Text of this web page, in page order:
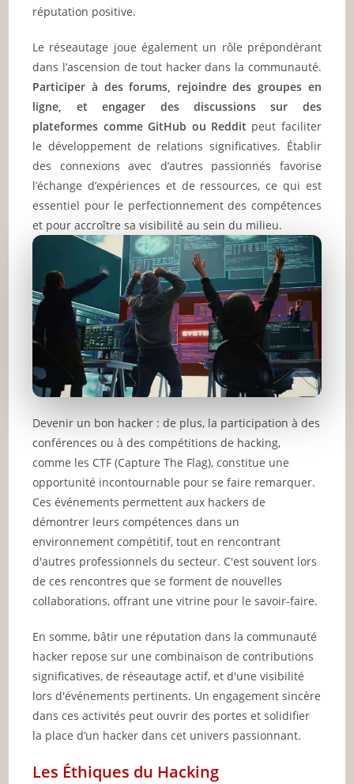
réputation positive.
Le réseautage joue également un rôle prépondérant
dans l’ascension de tout hacker dans la communauté.
Participer à des forums, rejoindre des groupes en
ligne, et engager des discussions sur des
plateformes comme GitHub ou Reddit peut faciliter
le développement de relations significatives. Établir
des connexions avec d’autres passionnés favorise
l’échange d’expériences et de ressources, ce qui est
essentiel pour le perfectionnement des compétences
et pour accroître sa visibilité au sein du milieu.
Devenir un bon hacker : de plus, la participation à des
conférences ou à des compétitions de hacking,
comme les CTF (Capture The Flag), constitue une
opportunité incontournable pour se faire remarquer.
Ces événements permettent aux hackers de
démontrer leurs compétences dans un
environnement compétitif, tout en rencontrant
d'autres professionnels du secteur. C'est souvent lors
de ces rencontres que se forment de nouvelles
collaborations, offrant une vitrine pour le savoir-faire.
En somme, bâtir une réputation dans la communauté
hacker repose sur une combinaison de contributions
significatives, de réseautage actif, et d'une visibilité
lors d'événements pertinents. Un engagement sincère
dans ces activités peut ouvrir des portes et solidifier
la place d’un hacker dans cet univers passionnant.
Les Éthiques du Hacking